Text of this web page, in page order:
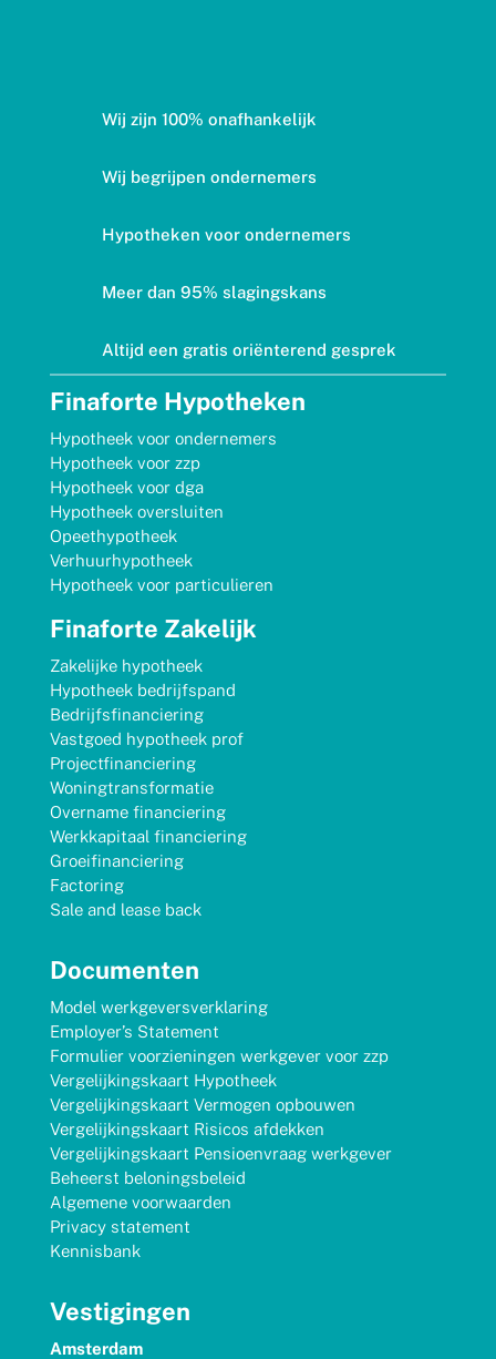
Wij zijn 100% onafhankelijk
Wij begrijpen ondernemers
Hypotheken voor ondernemers
Meer dan 95% slagingskans
Altijd een gratis oriënterend gesprek
Finaforte Hypotheken
Hypotheek voor ondernemers
Hypotheek voor zzp
Hypotheek voor dga
Hypotheek oversluiten
Opeethypotheek
Verhuurhypotheek
Hypotheek voor particulieren
Finaforte Zakelijk
Zakelijke hypotheek
Hypotheek bedrijfspand
Bedrijfsfinanciering
Vastgoed hypotheek prof
Projectfinanciering
Woningtransformatie
Overname financiering
Werkkapitaal financiering
Groeifinanciering
Factoring
Sale and lease back
Documenten
Model werkgeversverklaring
Employer’s Statement
Formulier voorzieningen werkgever voor zzp
Vergelijkingskaart Hypotheek
Vergelijkingskaart Vermogen opbouwen
Vergelijkingskaart Risicos afdekken
Vergelijkingskaart Pensioenvraag werkgever
Beheerst beloningsbeleid
Algemene voorwaarden
Privacy statement
Kennisbank
Vestigingen
Amsterdam